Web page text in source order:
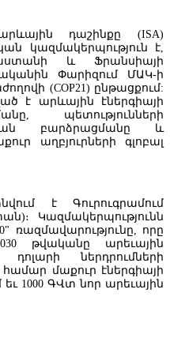
թվականին կանխատեսում է
կհասնի 16% աճի
դաշինքը (ISA)
կազմակերպություն է,
և Ֆրանսիայի
Փարիզում ՄԱԿ-ի
(COP21) ընթացքում:
է արևային էներգիայի
պետությունների
բարձրացմանը և
աղբյուրների գլոբալ
է Գուրուգրամում
Կազմակերպությունն
ռազմավարությունը, որը
թվականը արեւային
ներդրումների
համար մաքուր էներգիայի
1000 ԳՎտ նոր արեւային